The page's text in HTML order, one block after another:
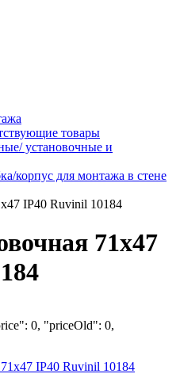
товары
установочные и
корпус для монтажа в стене
IP40 Ruvinil 10184
71х47
0, "priceOld": 0,